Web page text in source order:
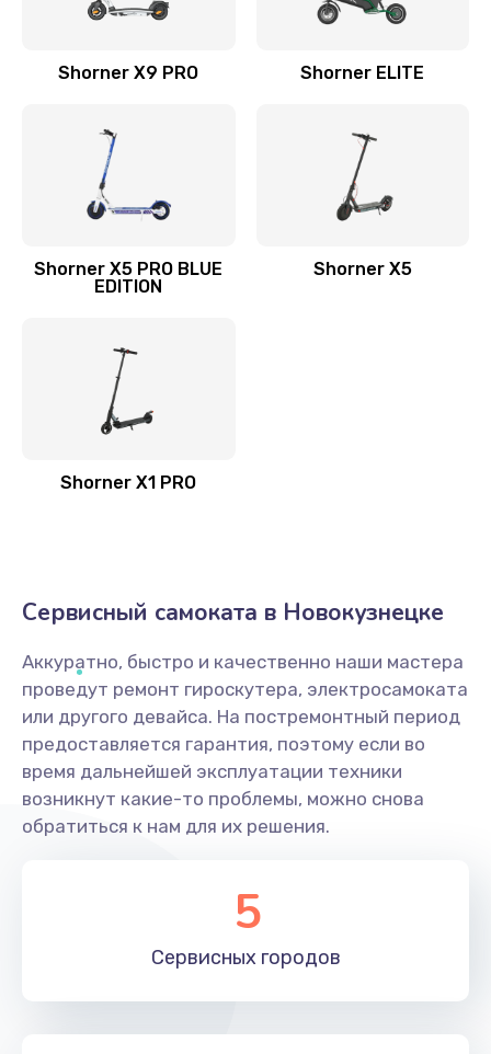
Shorner X9 PRO Shorner ELITE
Shorner X5 PRO BLUE
EDITION
Shorner X5
Shorner X1 PRO
Сервисный самоката в Новокузнецке
Аккуратно, быстро и качественно наши мастера
проведут ремонт гироскутера, электросамоката
или другого девайса. На постремонтный период
предоставляется гарантия, поэтому если во
время дальнейшей эксплуатации техники
возникнут какие-то проблемы, можно снова
обратиться к нам для их решения.
5
Сервисных городов